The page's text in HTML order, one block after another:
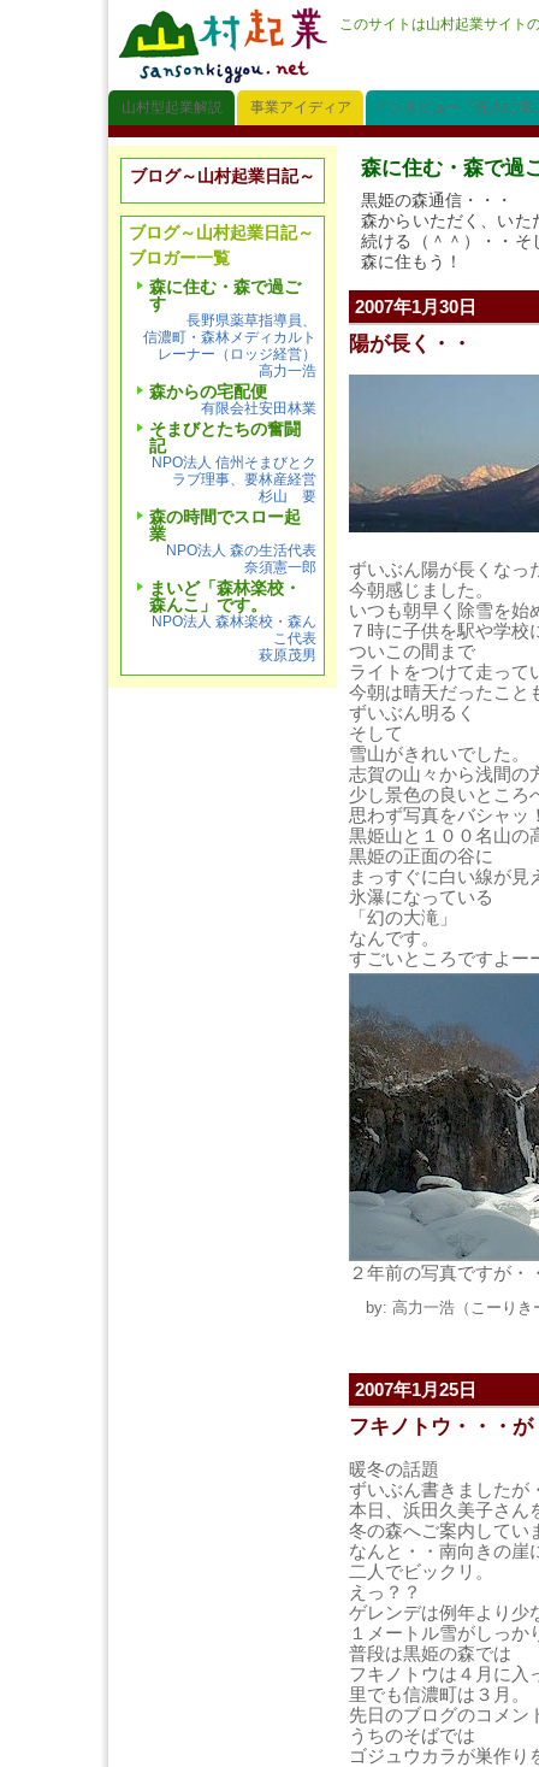
このサイトは山村起業サイト
山村型起業解説 事業アイディア インタビュー「先人に学
森に住む・森で過
黒姫の森通信・・・
森からいただく、いた
続ける（＾＾）・・そ
森に住もう！
2007年1月30日
陽が長く・・
ずいぶん陽が長くなっ
今朝感じました。
いつも朝早く除雪を始
７時に子供を駅や学校
ついこの間まで
ライトをつけて走って
今朝は晴天だったこと
ずいぶん明るく
そして
雪山がきれいでした。
志賀の山々から浅間の
少し景色の良いところ
思わず写真をバシャッ
黒姫山と１００名山の
黒姫の正面の谷に
まっすぐに白い線が見
氷瀑になっている
「幻の大滝」
なんです。
すごいところですよー
２年前の写真ですが・
by: 高力一浩（こーりき
2007年1月25日
フキノトウ・・・が
暖冬の話題
ずいぶん書きましたが
本日、浜田久美子さん
冬の森へご案内してい
なんと・・南向きの崖
二人でビックリ。
えっ？？
ゲレンデは例年より少
１メートル雪がしっ
普段は黒姫の森では
フキノトウは４月に入
里でも信濃町は３月。
先日のブログのコメン
うちのそばでは
ゴジュウカラが巣作り
ブログ～山村起業日記～
ブログ～山村起業日記～
ブロガー一覧
森に住む・森で過ご
す
長野県薬草指導員、
信濃町・森林メディカルト
レーナー（ロッジ経営）
高力一浩
森からの宅配便
有限会社安田林業
そまびとたちの奮闘
記
NPO法人 信州そまびとク
ラブ理事、要林産経営
杉山 要
森の時間でスロー起
業
NPO法人 森の生活代表
奈須憲一郎
まいど「森林楽校・
森んこ」です。
NPO法人 森林楽校・森ん
こ代表
萩原茂男